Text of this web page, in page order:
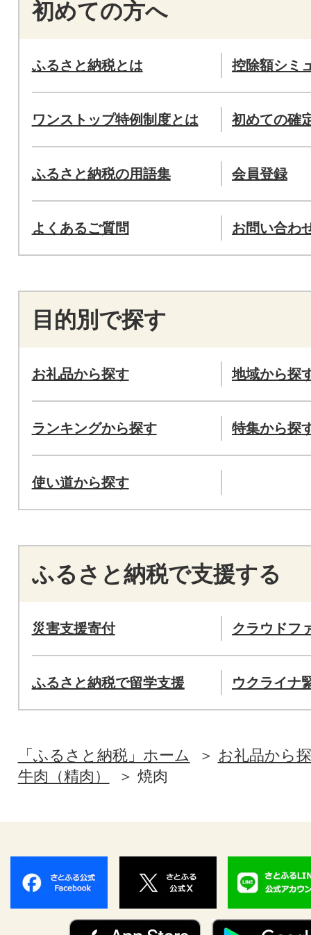
初めての方へ
ふるさと納税とは 控除額シミ
ワンストップ特例制度とは 初めての確
ふるさと納税の用語集 会員登録
よくあるご質問 お問い合わ
目的別で探す
お礼品から探す 地域から探
ランキングから探す 特集から探
使い道から探す
ふるさと納税で支援する
災害支援寄付 クラウドフ
ふるさと納税で留学支援 ウクライナ
「ふるさと納税」ホーム
お礼品から
牛肉（精肉）
焼肉